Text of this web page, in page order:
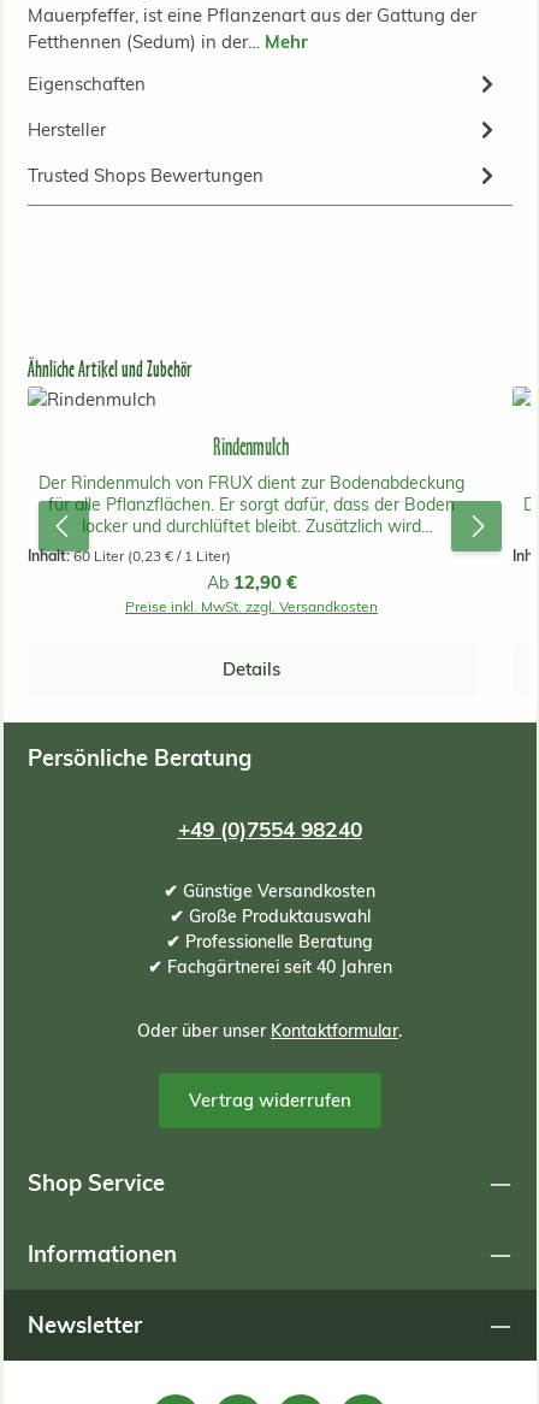
Mauerpfeffer, ist eine Pflanzenart aus der Gattung der
Fetthennen (Sedum) in der… Mehr
Eigenschaften
Hersteller
Trusted Shops Bewertungen
Produktgalerie überspringen
Ähnliche Artikel und Zubehör
Rindenmulch
Der Rindenmulch von FRUX dient zur Bodenabdeckung
für alle Pflanzflächen. Er sorgt dafür, dass der Boden
locker und durchlüftet bleibt. Zusätzlich wird
Unkrautwuchs gehemmt. Die Teilchen sind bei der
feinkörnigen 0-15mm groß. Ein Sack reicht für bis zu 1.6
m2.
Inhalt:60 Liter (0,23 € / 1 Liter)
Regulärer Preis:
Ab 12,90 €
Preise inkl. MwSt. zzgl. Versandkosten
Details
Persönliche Beratung
+49 (0)7554 98240
✔ Günstige Versandkosten
✔ Große Produktauswahl
✔ Professionelle Beratung
✔ Fachgärtnerei seit 40 Jahren
Oder über unser Kontaktformular.
Vertrag widerrufen
Shop Service
Informationen
Newsletter